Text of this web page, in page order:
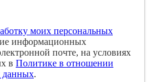
моих персональных
информационных
почте, на условиях
в Политике в отношении
данных.